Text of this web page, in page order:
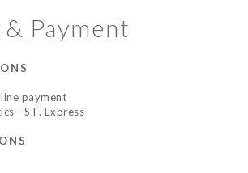
Payment
payment
- S.F. Express